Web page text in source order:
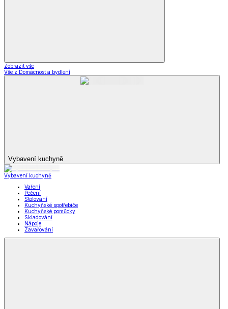
Zobrazit vše
Vše z Domácnost a bydlení
Vybavení kuchyně
Vybavení kuchyně
Vaření
Pečení
Stolování
Kuchyňské spotřebiče
Kuchyňské pomůcky
Skladování
Nápoje
Zavařování